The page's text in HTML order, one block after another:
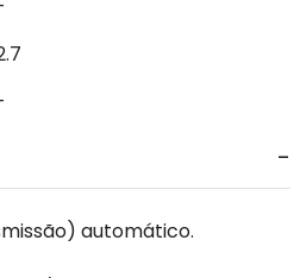
automático.